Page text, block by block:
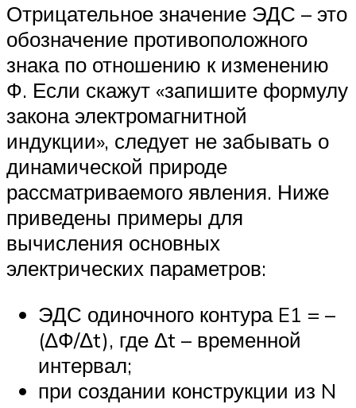
Отрицательное значение ЭДС – это
обозначение противоположного
знака по отношению к изменению
Ф. Если скажут «запишите формулу
закона электромагнитной
индукции», следует не забывать о
динамической природе
рассматриваемого явления. Ниже
приведены примеры для
вычисления основных
электрических параметров:
ЭДС одиночного контура E1 = –
(ΔФ/Δt), где Δt – временной
интервал;
при создании конструкции из N